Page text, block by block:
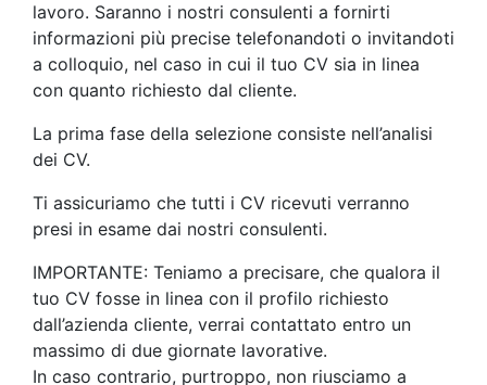
lavoro. Saranno i nostri consulenti a fornirti
informazioni più precise telefonandoti o invitandoti
a colloquio, nel caso in cui il tuo CV sia in linea
con quanto richiesto dal cliente.
La prima fase della selezione consiste nell’analisi
dei CV.
Ti assicuriamo che tutti i CV ricevuti verranno
presi in esame dai nostri consulenti.
IMPORTANTE: Teniamo a precisare, che qualora il
tuo CV fosse in linea con il profilo richiesto
dall’azienda cliente, verrai contattato entro un
massimo di due giornate lavorative.
In caso contrario, purtroppo, non riusciamo a